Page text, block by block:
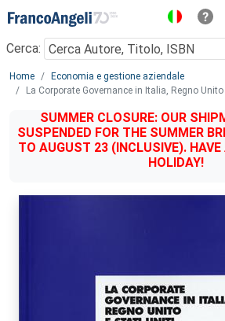
Menu
Cerca:
Main content
Home
Economia e gestione aziendale
La Corporate Governance in Italia, Regno
SUMMER CLOSURE: OUR
SUSPENDED FOR THE SUMMER
TO AUGUST 23 (INCLUSIVE).
HOLIDAY!